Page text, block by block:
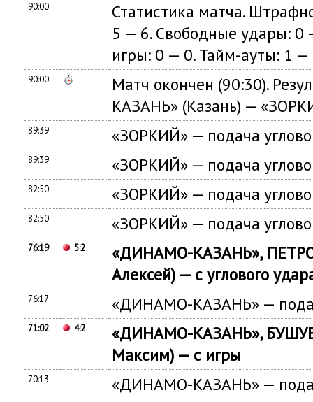
90:00
Статистика матча.
5 — 6. Свободные удары: 0
игры: 0 — 0. Тайм-ауты: 1 —
90:00
Матч окончен (90:30).
КАЗАНЬ» (Казань) —
89:39 «ЗОРКИЙ» — подача
89:39 «ЗОРКИЙ» — подача
82:50 «ЗОРКИЙ» — подача
82:50 «ЗОРКИЙ» — подача
76:19 5:2
«ДИНАМО-КАЗАНЬ»,
Алексей) — с углового
76:17 «ДИНАМО-КАЗАНЬ» —
71:02 4:2
«ДИНАМО-КАЗАНЬ»,
Максим) — с игры
70:13 «ДИНАМО-КАЗАНЬ» —